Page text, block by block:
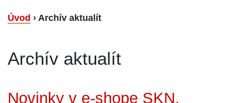
Úvod › Archív aktualít
Archív aktualít
Novinky v e-shope SKN,